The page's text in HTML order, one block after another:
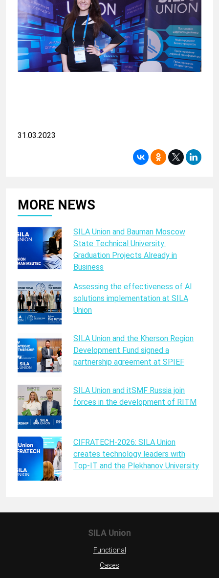
31.03.2023
MORE NEWS
SILA Union and Bauman Moscow
State Technical University:
Graduation Projects Already in
Business
Assessing the effectiveness of AI
solutions implementation at SILA
Union
SILA Union and the Kherson Region
Development Fund signed a
partnership agreement at SPIEF
SILA Union and itSMF Russia join
forces in the development of RITM
CIFRATECH-2026: SILA Union
creates technology leaders with
Top-IT and the Plekhanov University
SILA Union
Functional
Cases